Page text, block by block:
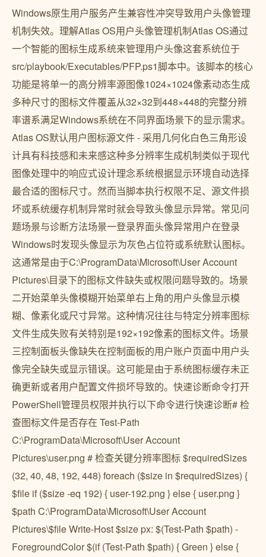
Windows原生用户服务产生兼容性冲突导致用户头像管理
机制失效。理解Atlas OS用户头像管理机制Atlas OS通过
一个智能的图标生成系统来管理用户头像这套系统位于
src/playbook/Executables/PFP.ps1脚本中。该脚本的核心
功能是将单一的高分辨率源图像1024×1024像素动态生成
多种尺寸的图标文件覆盖从32×32到448×448的完整分辨
率谱系满足Windows系统在不同界面场景下的显示需求。
Atlas OS默认用户图标源文件 - 采用几何化白色三角形设
计具有科技感和未来感这种多分辨率生成机制类似于现代
图像处理中的响应式设计理念系统根据显示环境自动选择
最合适的图标尺寸。然而当脚本执行权限不足、源文件损
坏或系统缓存机制异常时就会导致头像显示异常。常见问
题场景与诊断方法场景一登录界面头像异常用户在登录
Windows时发现头像显示为灰色占位符或系统默认图标。
这通常是由于C:\ProgramData\Microsoft\User Account
Pictures\目录下的图标文件缺失或权限问题导致的。场景
二开始菜单头像模糊开始菜单右上角的用户头像显示模
糊、像素化或尺寸异常。这种情况往往与特定分辨率图标
文件生成失败有关特别是192×192像素的图标文件。场景
三控制面板头像缺失在控制面板的用户账户页面中用户头
像完全缺失或显示错误。这可能是由于系统图标缓存未正
确更新或者用户配置文件损坏导致的。快速诊断命令打开
PowerShell管理员权限并执行以下命令进行快速诊断# 检
查图标文件是否存在 Test-Path
C:\ProgramData\Microsoft\User Account
Pictures\user.png # 检查关键分辨率图标 $requiredSizes
(32, 40, 48, 192, 448) foreach ($size in $requiredSizes) {
$file if ($size -eq 192) { user-192.png } else { user.png }
$path C:\ProgramData\Microsoft\User Account
Pictures\$file Write-Host $size px: $(Test-Path $path) -
ForegroundColor $(if (Test-Path $path) { Green } else {